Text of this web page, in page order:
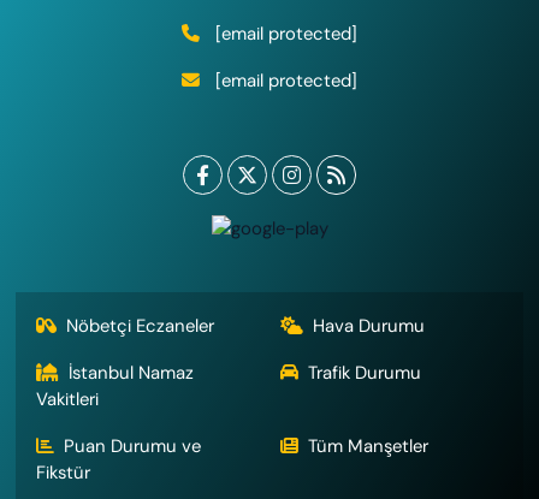
[email protected]
[email protected]
Nöbetçi Eczaneler
Hava Durumu
İstanbul Namaz
Vakitleri
Trafik Durumu
Puan Durumu ve
Fikstür
Tüm Manşetler